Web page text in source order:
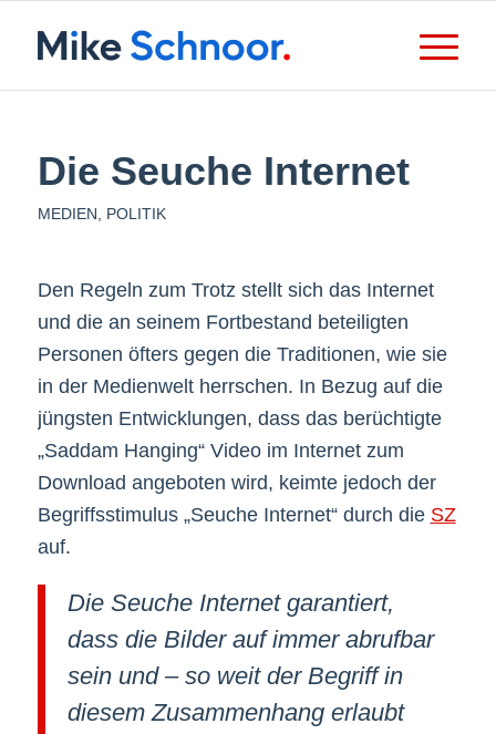
Die Seuche Internet
MEDIEN POLITIK
Den Regeln zum Trotz stellt sich das Internet
und die an seinem Fortbestand beteiligten
Personen öfters gegen die Traditionen, wie sie
in der Medienwelt herrschen. In Bezug auf die
jüngsten Entwicklungen, dass das berüchtigte
„Saddam Hanging“ Video im Internet zum
Download angeboten wird, keimte jedoch der
Begriffsstimulus „Seuche Internet“ durch die SZ
auf.
Die Seuche Internet garantiert,
dass die Bilder auf immer abrufbar
sein und – so weit der Begriff in
diesem Zusammenhang erlaubt